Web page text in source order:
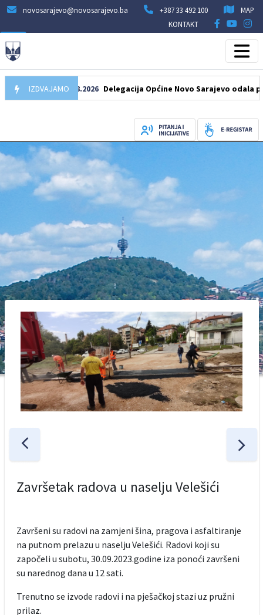
novosarajevo@novosarajevo.ba +387 33 492 100
MAP
KONTAKT
IZDVAJAMO
07.08.2026 Delegacija Općine Novo Sarajevo odala počast
Završetak radova u naselju Velešići
Završeni su radovi na zamjeni šina, pragova i asfaltiranje
na putnom prelazu u naselju Velešići. Radovi koji su
započeli u subotu, 30.09.2023.godine iza ponoći završeni
su narednog dana u 12 sati.
Trenutno se izvode radovi i na pješačkoj stazi uz pružni
prilaz.